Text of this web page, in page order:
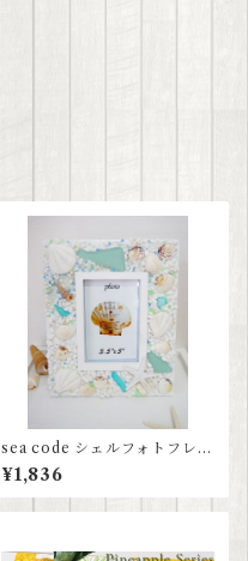
sea code シェルフォトフレー
ム
¥1,836